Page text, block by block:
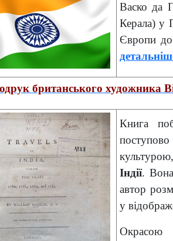
Васко да
Керала) у
Європи до
британського художника
Книга
Індії. Вона
автор
у
Окрасою